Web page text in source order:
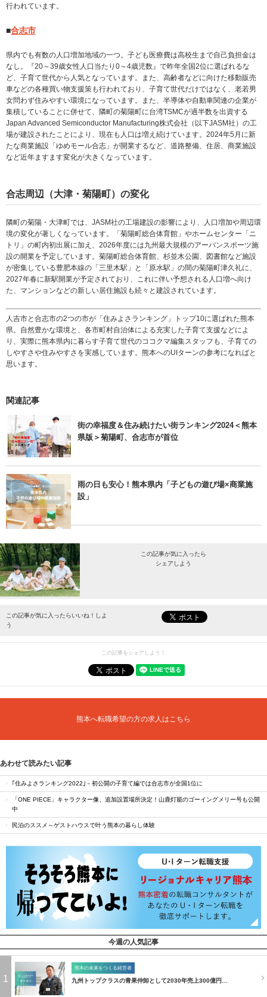
行われています。
■合志市
県内でも有数の人口増加地域の一つ。子ども医療費は高校生まで自己負担金は
なし。『20～39歳女性人口当たり0～4歳児数』で昨年全国2位に選ばれるな
ど、子育て世代から人気となっています。また、高齢者などに向けた移動販売
車などの各種買い物支援策も行われており、子育て世代だけではなく、老若男
女問わず住みやすい環境になっています。また、半導体や自動車関連の企業が
集積していることに併せて、隣町の菊陽町に台湾TSMCが過半数を出資する
Japan Advanced Semiconductor Manufacturing株式会社（以下JASM社）の工
場が建設されたことにより、現在も人口は増え続けています。2024年5月に新
たな商業施設「ゆめモール合志」が開業するなど、道路整備、住居、商業施設
など近年ますます変化が大きくなっています。
合志周辺（大津・菊陽町）の変化
隣町の菊陽・大津町では、JASM社の工場建設の影響により、人口増加や周辺環
境の変化が著しくなっています。「菊陽町総合体育館」やホームセンター「ニ
トリ」の町内初出展に加え、2026年度には九州最大規模のアーバンスポーツ施
設の開業を予定しています。菊陽町総合体育館、杉並木公園、図書館など施設
が密集している豊肥本線の「三里木駅」と「原水駅」の間の菊陽町津久礼に、
2027年春に新駅開業が予定されており、これに伴い予想される人口増へ向け
た、マンションなどの新しい居住施設も続々と建設されています。
人吉市と合志市の2つの市が「住みよさランキング」トップ10に選ばれた熊本
県。自然豊かな環境と、各市町村自治体による充実した子育て支援などによ
り、実際に熊本県内に暮らす子育て世代のココクマ編集スタッフも、子育ての
しやすさや住みやすさを実感しています。熊本へのUIターンの参考になればと
思います。
関連記事
街の幸福度＆住み続けたい街ランキング2024＜熊本
県版＞菊陽町、合志市が首位
雨の日も安心！熊本県内「子どもの遊び場×商業施
設」
この記事が気に入ったら
シェアしよう
最新情報をお届けします。
この記事が気に入ったらいいね！しよ
う
この記事をシェアしよう！
熊本へ転職希望の方の求人はこちら
あわせて読みたい記事
｢住みよさランキング2022｣－初公開の子育て編では合志市が全国1位に
「ONE PIECE」キャラクター像、追加設置場所決定！山鹿灯籠のゴーイングメリー号も公開
中
民泊のススメ～ゲストハウスで叶う熊本の暮らし体験
今週の人気記事
1
熊本の未来をつくる経営者
九州トップクラスの青果仲卸として2030年売上300億円…